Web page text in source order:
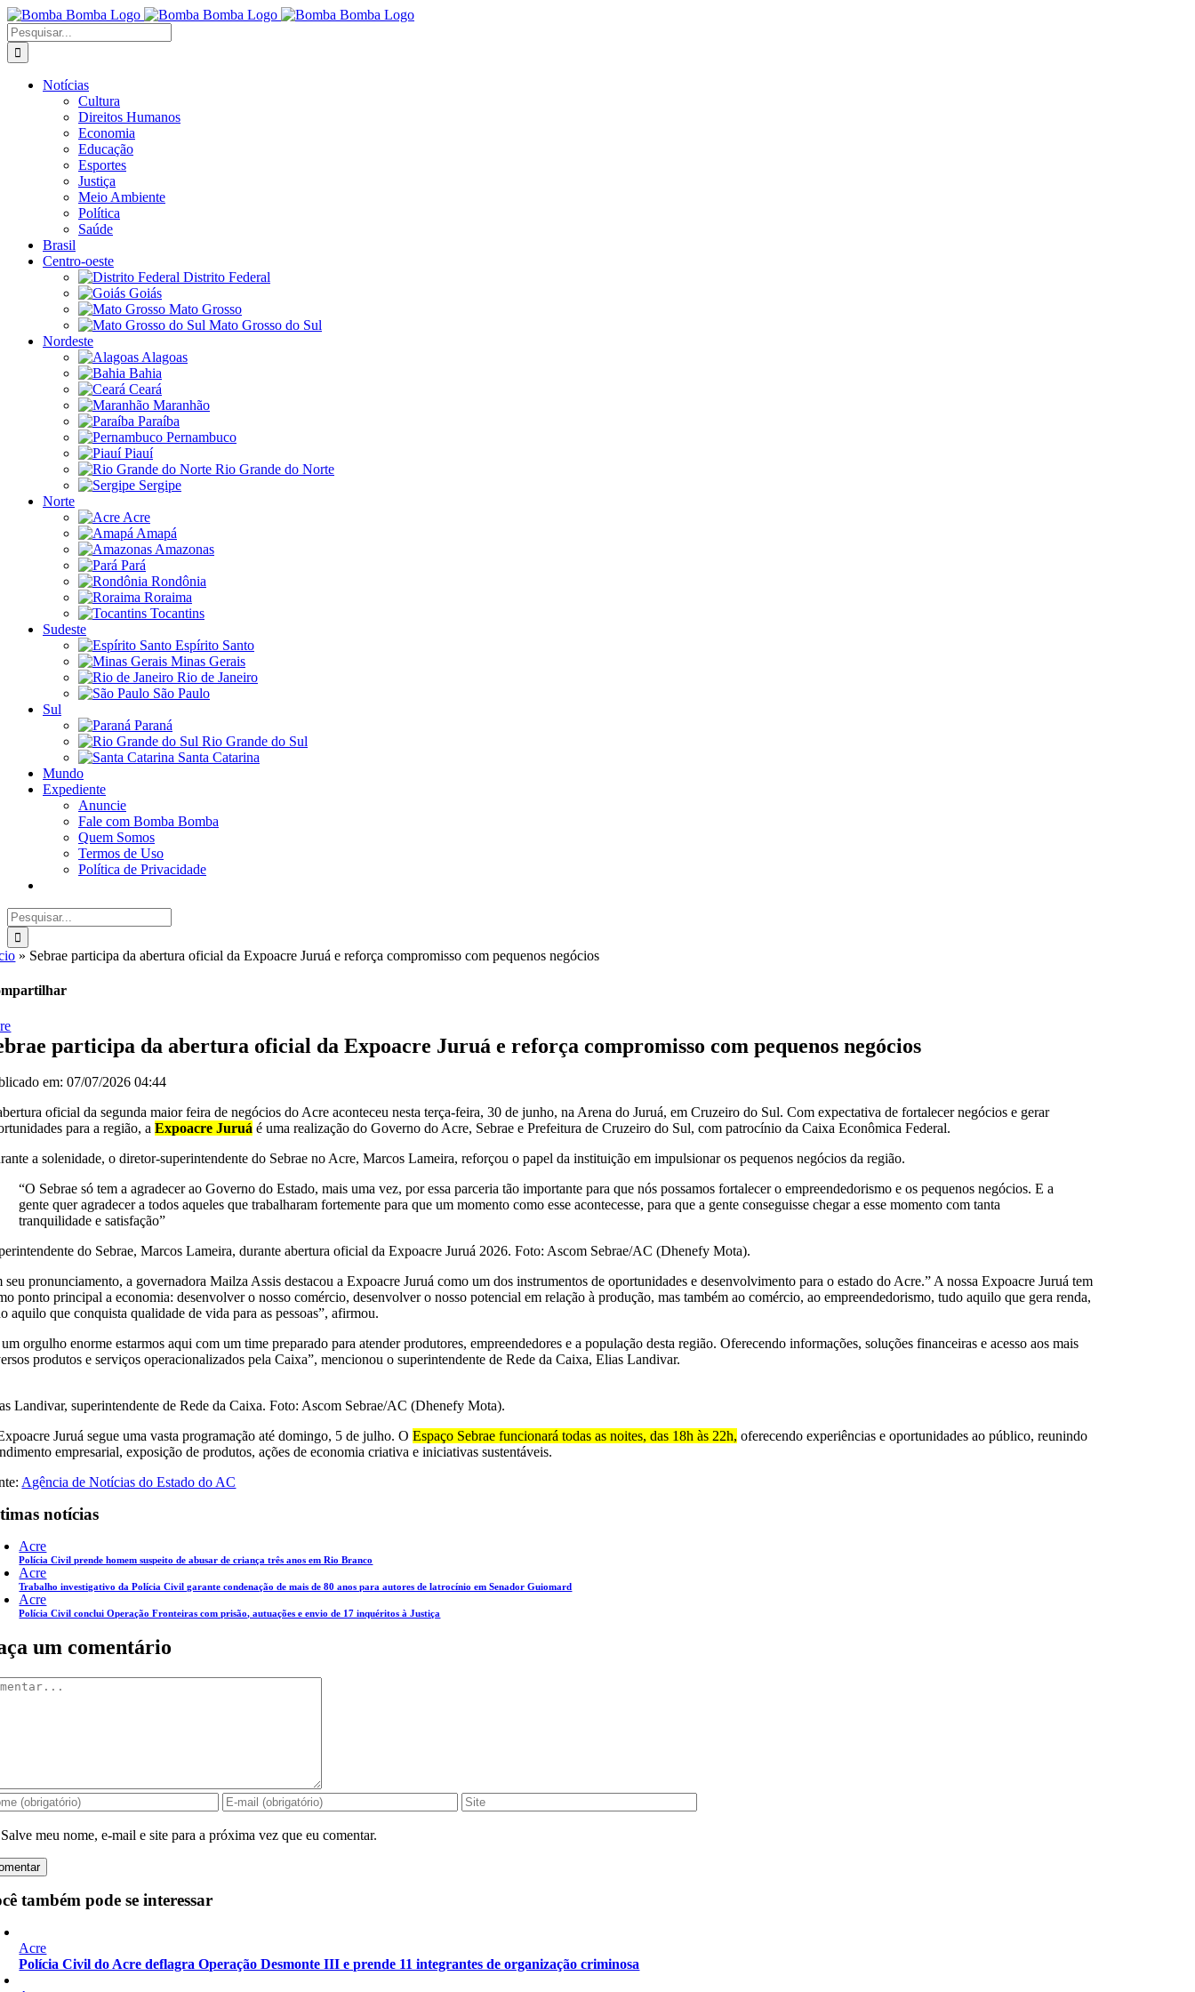
Ir
para
o
conteúdo
Buscar
resultados
para:
Notícias
Cultura
Direitos Humanos
Economia
Educação
Esportes
Justiça
Meio Ambiente
Política
Saúde
Brasil
Centro-oeste
Distrito Federal
Goiás
Mato Grosso
Mato Grosso do Sul
Nordeste
Alagoas
Bahia
Ceará
Maranhão
Paraíba
Pernambuco
Piauí
Rio Grande do Norte
Sergipe
Norte
Acre
Amapá
Amazonas
Pará
Rondônia
Roraima
Tocantins
Sudeste
Espírito Santo
Minas Gerais
Rio de Janeiro
São Paulo
Sul
Paraná
Rio Grande do Sul
Santa Catarina
Mundo
Expediente
Anuncie
Fale com Bomba Bomba
Quem Somos
Termos de Uso
Política de Privacidade
Buscar
resultados
para:
» Sebrae participa da abertura oficial da Expoacre Juruá e reforça compromisso com pequenos negócios
participa da abertura oficial da Expoacre Juruá e reforça compromisso com pequenos negócios
em: 07/07/2026 04:44
oficial da segunda maior feira de negócios do Acre aconteceu nesta terça-feira, 30 de junho, na Arena do Juruá, em Cruzeiro do Sul. Com expectativa de fortalecer negócios e gerar
para a região, aExpoacre Juruá é uma realização do Governo do Acre, Sebrae e Prefeitura de Cruzeiro do Sul, com patrocínio da Caixa Econômica Federal.
a solenidade, o diretor-superintendente do Sebrae no Acre, Marcos Lameira, reforçou o papel da instituição em impulsionar os pequenos negócios da região.
“O Sebrae só tem a agradecer ao Governo do Estado, mais uma vez, por essa parceria tão importante para que nós possamos fortalecer o empreendedorismo e os pequenos negócios. E a
gente quer agradecer a todos aqueles que trabalharam fortemente para que um momento como esse acontecesse, para que a gente conseguisse chegar a esse momento com tanta
tranquilidade e satisfação”
do Sebrae, Marcos Lameira, durante abertura oficial da Expoacre Juruá 2026. Foto: Ascom Sebrae/AC (Dhenefy Mota).
seu pronunciamento, a governadora Mailza Assis destacou a Expoacre Juruá como um dos instrumentos de oportunidades e desenvolvimento para o estado do Acre.” A nossa Expoacre Juruá tem
ponto principal a economia: desenvolver o nosso comércio, desenvolver o nosso potencial em relação à produção, mas também ao comércio, ao empreendedorismo, tudo aquilo que gera renda,
aquilo que conquista qualidade de vida para as pessoas”, afirmou.
orgulho enorme estarmos aqui com um time preparado para atender produtores, empreendedores e a população desta região. Oferecendo informações, soluções financeiras e acesso aos mais
produtos e serviços operacionalizados pela Caixa”, mencionou o superintendente de Rede da Caixa, Elias Landivar.
Landivar, superintendente de Rede da Caixa. Foto: Ascom Sebrae/AC (Dhenefy Mota).
Juruá segue uma vasta programação até domingo, 5 de julho. OEspaço Sebrae funcionará todas as noites, das 18h às 22h, oferecendo experiências e oportunidades ao público, reunindo
empresarial, exposição de produtos, ações de economia criativa e iniciativas sustentáveis.
Agência de Notícias do Estado do AC
notícias
Acre
Polícia Civil prende homem suspeito de abusar de criança três anos em Rio Branco
Acre
Trabalho investigativo da Polícia Civil garante condenação de mais de 80 anos para autores de latrocínio em Senador Guiomard
Acre
Polícia Civil conclui Operação Fronteiras com prisão, autuações e envio de 17 inquéritos à Justiça
um comentário
Salve meu nome, e-mail e site para a próxima vez que eu comentar.
também pode se interessar
Acre
Polícia Civil do Acre deflagra Operação Desmonte III e prende 11 integrantes de organização criminosa